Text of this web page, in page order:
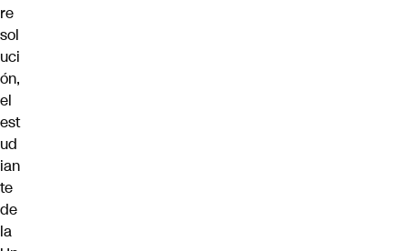
re
sol
uci
ón,
el
est
ud
ian
te
de
la